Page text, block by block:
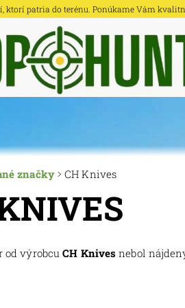
ktorí patria do terénu. Ponúkame Vám
značky CH Knives
od výrobcuCH Knives nebol